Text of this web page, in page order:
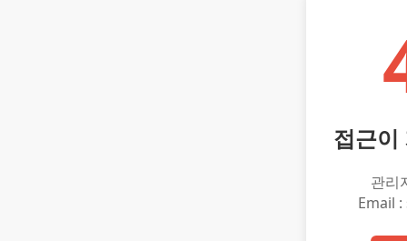
접근이
관리
Email